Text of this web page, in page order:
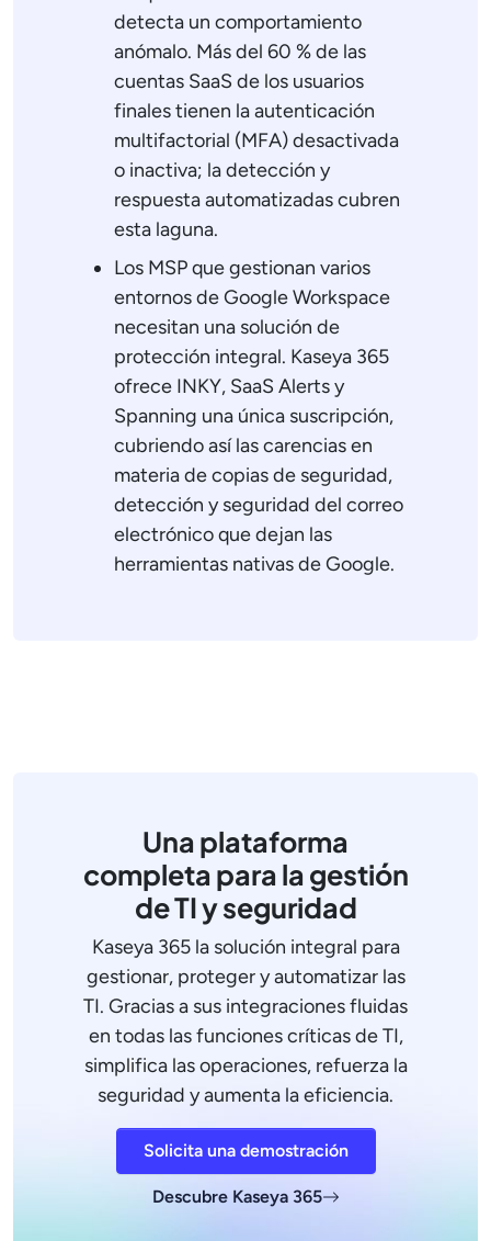
detecta un comportamiento
anómalo. Más del 60 % de las
cuentas SaaS de los usuarios
finales tienen la autenticación
multifactorial (MFA) desactivada
o inactiva; la detección y
respuesta automatizadas cubren
esta laguna.
Los MSP que gestionan varios
entornos de Google Workspace
necesitan una solución de
protección integral. Kaseya 365
ofrece INKY, SaaS Alerts y
Spanning una única suscripción,
cubriendo así las carencias en
materia de copias de seguridad,
detección y seguridad del correo
electrónico que dejan las
herramientas nativas de Google.
Una plataforma
completa para la gestión
de TI y seguridad
Kaseya 365 la solución integral para
gestionar, proteger y automatizar las
TI. Gracias a sus integraciones fluidas
en todas las funciones críticas de TI,
simplifica las operaciones, refuerza la
seguridad y aumenta la eficiencia.
Solicita una demostración
Descubre Kaseya 365